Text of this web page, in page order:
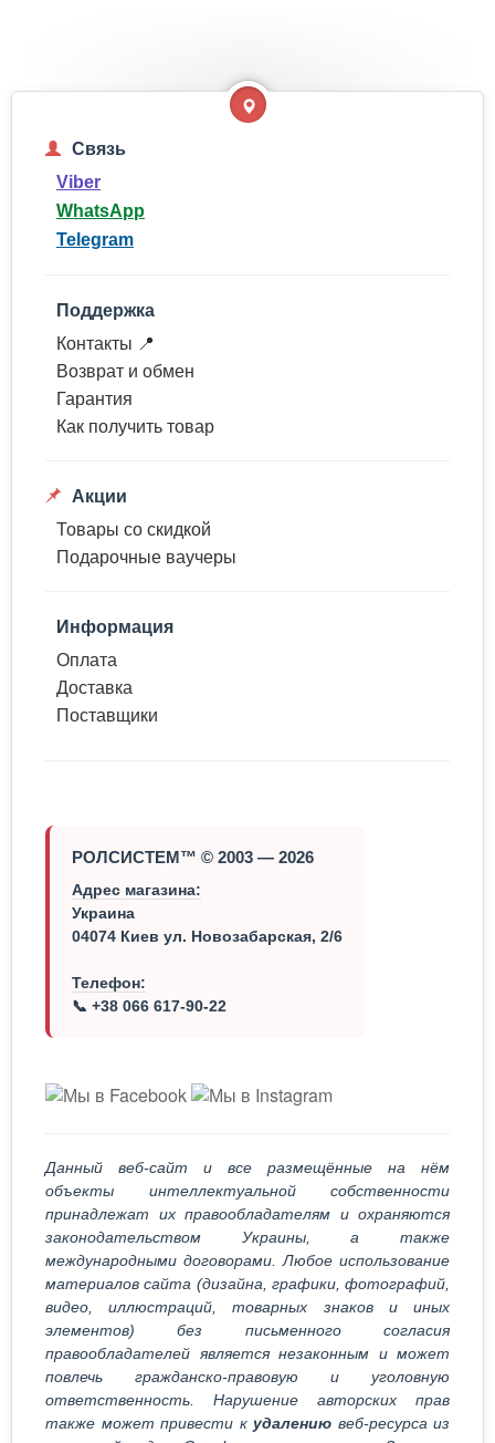
Связь
Viber
WhatsApp
Telegram
Поддержка
Контакты 📍
Возврат и обмен
Гарантия
Как получить товар
Акции
Товары со скидкой
Подарочные ваучеры
Информация
Оплата
Доставка
Поставщики
РОЛСИСТЕМ™ © 2003 — 2026
Адрес магазина:
Украина
04074 Киев ул. Новозабарская, 2/6
Телефон:
📞 +38 066 617-90-22
Данный веб-сайт и все размещённые на нём
объекты интеллектуальной собственности
принадлежат их правообладателям и охраняются
законодательством Украины, а также
международными договорами. Любое использование
материалов сайта (дизайна, графики, фотографий,
видео, иллюстраций, товарных знаков и иных
элементов) без письменного согласия
правообладателей является незаконным и может
повлечь гражданско-правовую и уголовную
ответственность. Нарушение авторских прав
также может привести к удалению веб-ресурса из